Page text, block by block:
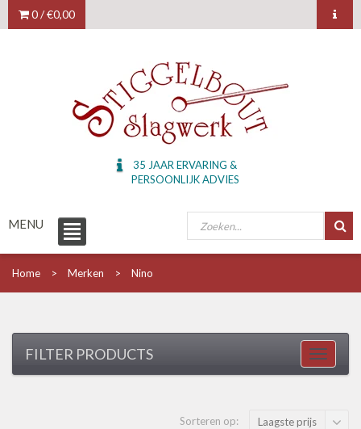
0 /€0,00
35 JAAR ERVARING &
PERSOONLIJK ADVIES
MENU
Home Merken Nino
FILTER PRODUCTS
Sorteren op: Laagste prijs